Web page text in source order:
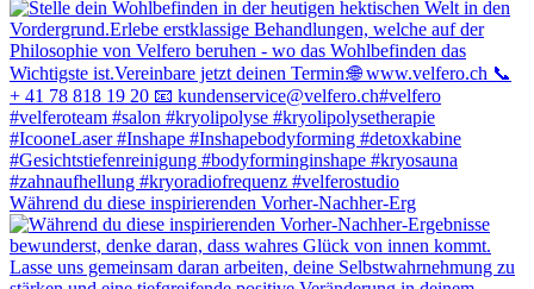
Während du diese inspirierenden Vorher-Nachher-Erg